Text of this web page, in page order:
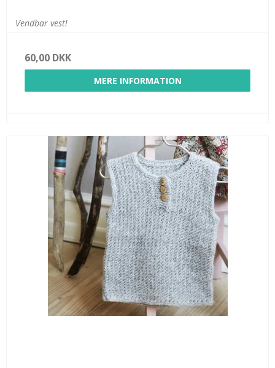
Vendbar vest!
60,00 DKK
MERE INFORMATION